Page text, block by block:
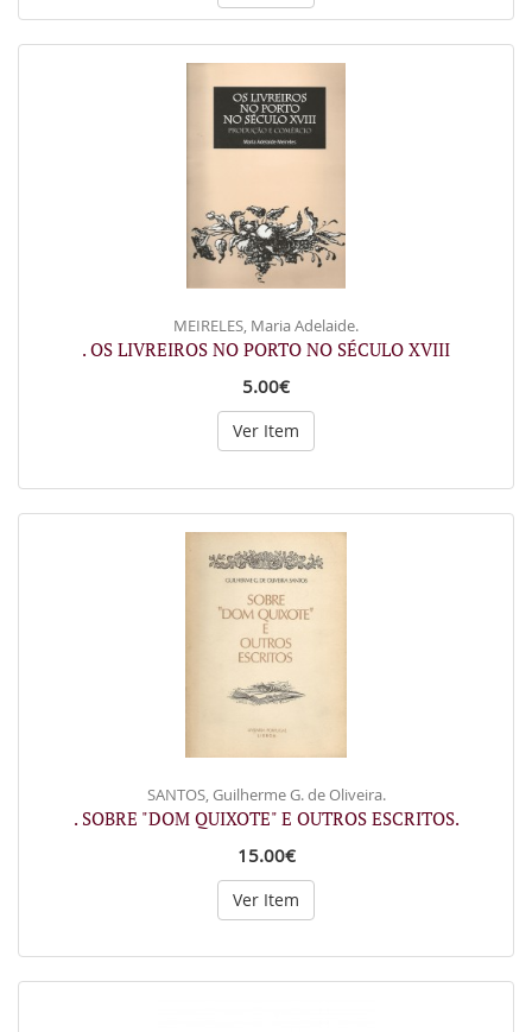
MEIRELES, Maria Adelaide.
. OS LIVREIROS NO PORTO NO SÉCULO XVIII
5.00€
Ver Item
SANTOS, Guilherme G. de Oliveira.
. SOBRE "DOM QUIXOTE" E OUTROS ESCRITOS.
15.00€
Ver Item